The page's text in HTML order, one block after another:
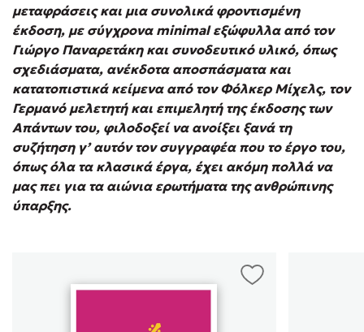
μεταφράσεις και μια συνολικά φροντισμένη
έκδοση, με σύγχρονα minimal εξώφυλλα από τον
Γιώργο Παναρετάκη και συνοδευτικό υλικό, όπως
σχεδιάσματα, ανέκδοτα αποσπάσματα και
κατατοπιστικά κείμενα από τον Φόλκερ Μίχελς, τον
Γερμανό μελετητή και επιμελητή της έκδοσης των
Απάντων του, φιλοδοξεί να ανοίξει ξανά τη
συζήτηση γ’ αυτόν τον συγγραφέα που το έργο του,
όπως όλα τα κλασικά έργα, έχει ακόμη πολλά να
μας πει για τα αιώνια ερωτήματα της ανθρώπινης
ύπαρξης.